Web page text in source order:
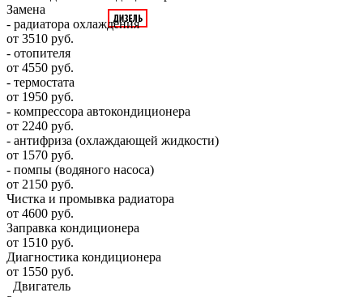
Замена
- радиатора охлаждения
от 3510 руб.
- отопителя
от 4550 руб.
- термостата
от 1950 руб.
- компрессора автокондиционера
от 2240 руб.
- антифриза (охлаждающей жидкости)
от 1570 руб.
- помпы (водяного насоса)
от 2150 руб.
Чистка и промывка радиатора
от 4600 руб.
Заправка кондиционера
от 1510 руб.
Диагностика кондиционера
от 1550 руб.
Двигатель